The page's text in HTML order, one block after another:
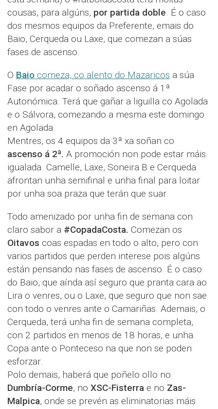
cousas, para algúns, por partida doble. É o caso
dos mesmos equipos da Preferente, emais do
Baio, Cerqueda ou Laxe, que comezan a súas
fases de ascenso.
O Baio comeza, co alento do Mazaricos a súa
Fase por acadar o soñado ascenso á 1ª
Autonómica. Terá que gañar a liguilla co Agolada
e o Sálvora, comezando a mesma este domingo
en Agolada.
Mentres, os 4 equipos da 3ª xa soñan co
ascenso á 2ª. A promoción non pode estar máis
igualada. Camelle, Laxe, Soneira B e Cerqueda
afrontan unha semifinal e unha final para loitar
por unha soa praza que terán que suar.
Todo amenizado por unha fin de semana con
claro sabor a #CopadaCosta. Comezan os
Oitavos coas espadas en todo o alto, pero con
varios partidos que perden interese pois algúns
están pensando nas fases de ascenso. É o caso
do Baio, que aínda así seguro que pranta cara ao
Lira o venres, ou o Laxe, que seguro que non sae
con todo o venres ante o Camariñas. Ademais, o
Cerqueda, terá unha fin de semana completa,
con 2 partidos en menos de 18 horas, e unha
Copa ante o Ponteceso na que non se poden
esforzar.
Polo demais, haberá que poñelo ollo no
Dumbría-Corme, no XSC-Fisterra e no Zas-
Malpica, onde se prevén as eliminatorias máis